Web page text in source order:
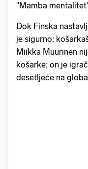
"Mamba
Dok Finska
je sigurno:
Miikka Muurinen
košarke; on je
desetljeće na